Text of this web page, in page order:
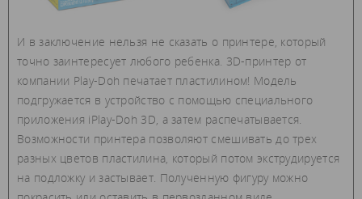
И в заключение нельзя не сказать о принтере, который
точно заинтересует любого ребенка. 3D-принтер от
компании Play-Doh печатает пластилином! Модель
подгружается в устройство с помощью специального
приложения iPlay-Doh 3D, а затем распечатывается.
Возможности принтера позволяют смешивать до трех
разных цветов пластилина, который потом экструдируется
на подложку и застывает. Полученную фигуру можно